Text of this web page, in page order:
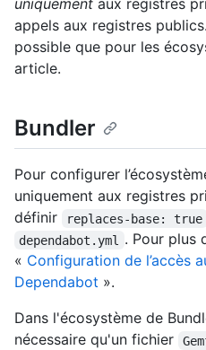
uniquement aux registres
appels aux registres
possible que pour les
article.
Bundler
Pour configurer
uniquement aux registres
définir
replaces-base: true
dependabot.yml
. Pour plus
« Configuration de l’accès
Dependabot ».
Dans l'écosystème de
nécessaire qu'un fichier